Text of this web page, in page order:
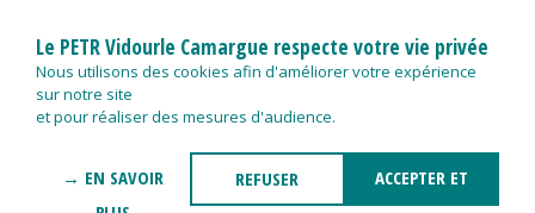
Le PETR Vidourle Camargue respecte votre vie privée
Nous utilisons des cookies afin d'améliorer votre expérience
sur notre site
et pour réaliser des mesures d'audience.
→ EN SAVOIR
REFUSER
ACCEPTER ET